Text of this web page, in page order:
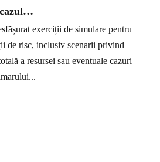
exerciții de simulare pentru
de risc, inclusiv scenarii privind
a resursei sau eventuale cazuri